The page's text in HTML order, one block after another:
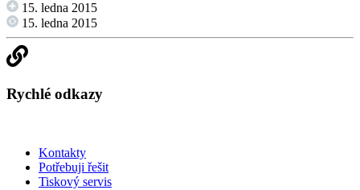
15. ledna 2015
15. ledna 2015
Rychlé odkazy
Kontakty
Potřebuji řešit
Tiskový servis